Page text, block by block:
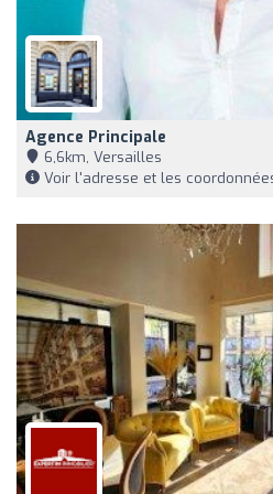
Agence Principale
6,6km, Versailles
Voir l'adresse et les